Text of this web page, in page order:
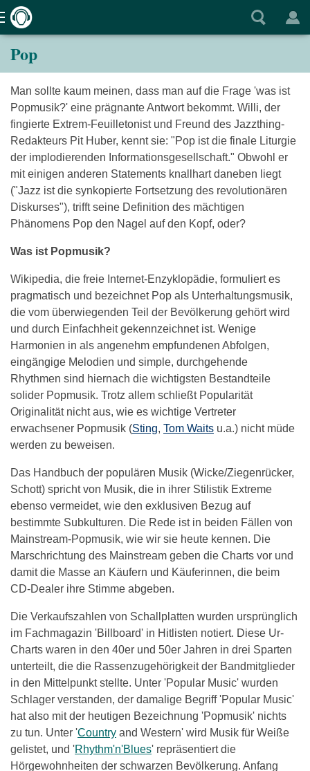
Pop
Man sollte kaum meinen, dass man auf die Frage 'was ist
Popmusik?' eine prägnante Antwort bekommt. Willi, der
fingierte Extrem-Feuilletonist und Freund des Jazzthing-
Redakteurs Pit Huber, kennt sie: "Pop ist die finale Liturgie
der implodierenden Informationsgesellschaft." Obwohl er
mit einigen anderen Statements knallhart daneben liegt
("Jazz ist die synkopierte Fortsetzung des revolutionären
Diskurses"), trifft seine Definition des mächtigen
Phänomens Pop den Nagel auf den Kopf, oder?
Was ist Popmusik?
Wikipedia, die freie Internet-Enzyklopädie, formuliert es
pragmatisch und bezeichnet Pop als Unterhaltungsmusik,
die vom überwiegenden Teil der Bevölkerung gehört wird
und durch Einfachheit gekennzeichnet ist. Wenige
Harmonien in als angenehm empfundenen Abfolgen,
eingängige Melodien und simple, durchgehende
Rhythmen sind hiernach die wichtigsten Bestandteile
solider Popmusik. Trotz allem schließt Popularität
Originalität nicht aus, wie es wichtige Vertreter
erwachsener Popmusik (Sting, Tom Waits u.a.) nicht müde
werden zu beweisen.
Das Handbuch der populären Musik (Wicke/Ziegenrücker,
Schott) spricht von Musik, die in ihrer Stilistik Extreme
ebenso vermeidet, wie den exklusiven Bezug auf
bestimmte Subkulturen. Die Rede ist in beiden Fällen von
Mainstream-Popmusik, wie wir sie heute kennen. Die
Marschrichtung des Mainstream geben die Charts vor und
damit die Masse an Käufern und Käuferinnen, die beim
CD-Dealer ihre Stimme abgeben.
Die Verkaufszahlen von Schallplatten wurden ursprünglich
im Fachmagazin 'Billboard' in Hitlisten notiert. Diese Ur-
Charts waren in den 40er und 50er Jahren in drei Sparten
unterteilt, die die Rassenzugehörigkeit der Bandmitglieder
in den Mittelpunkt stellte. Unter 'Popular Music' wurden
Schlager verstanden, der damalige Begriff 'Popular Music'
hat also mit der heutigen Bezeichnung 'Popmusik' nichts
zu tun. Unter 'Country and Western' wird Musik für Weiße
gelistet, und 'Rhythm'n'Blues' repräsentiert die
Hörgewohnheiten der schwarzen Bevölkerung. Anfang